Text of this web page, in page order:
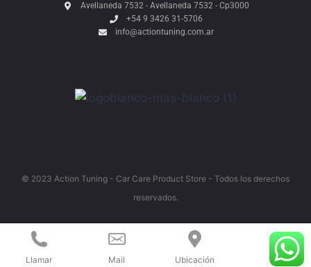
Avellaneda 7532 - Avellaneda 7532 - Cp3000
+54 9 3426 31-5706
info@actiontuning.com.ar
© 2023 Action Tuning - Car Care Product Store - Todos los derechos
reservados.
Llamar Mail Ubicación